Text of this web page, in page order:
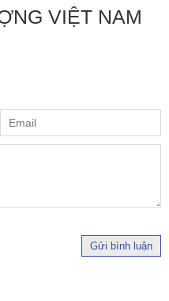
VIỆT NAM
Gửi bình luận